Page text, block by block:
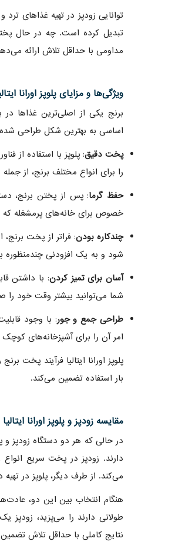
توانایی زودپز در تهیه غذاهای
تبدیل کرده است. چه در حال
مداومی با حداقل تلاش ارائه
ویژگی‌ها و مزایای پلوپز اورانا
برنج یکی از اصلی‌ترین غذاها در
اساسی به بهترین شکل طراحی شده
پخت دقیق: پلوپز با استفاده از
را برای انواع مختلف برنج، از
حفظ گرما: پس از پختن برنج،
خصوص برای خانه‌های پرمشغله
چندکاره بودن: فراتر از پخت
شود و به یک افزودنی چندمنظوره
آسان برای تمیز کردن: با داشتن
شما می‌توانید بیشتر وقت خود را
طراحی جمع و جور: با وجود
امر آن را برای آشپزخانه‌های
پلوپز اورانا ایتالیا فرآیند پخت
بار استفاده تضمین می‌کند.
مقایسه زودپز و پلوپز اورانا ایتالیا
در حالی که هر دو دستگاه زودپز و
دارند. زودپز در پخت سریع
می‌کند. از طرف دیگر، پلوپز در
هنگام انتخاب بین این دو،
طولانی دارند را می‌پزید،
نتایج کاملی با حداقل تلاش